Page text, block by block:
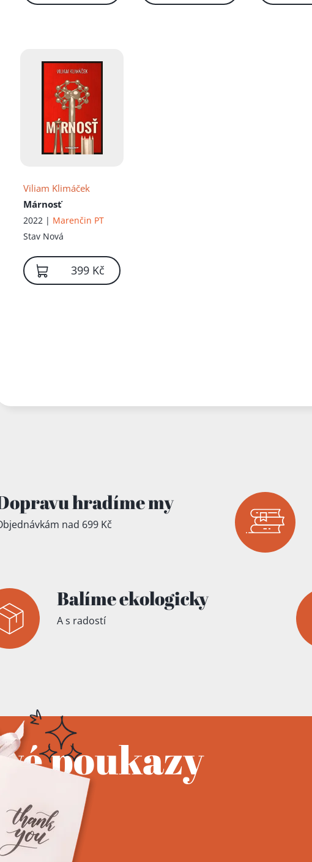
Viliam Klimáček
Márnosť
2022 | Marenčin PT
Stav Nová
399 Kč
hradíme my
nad 699 Kč
Balíme ekologicky
A s radostí
poukazy
do košíku!